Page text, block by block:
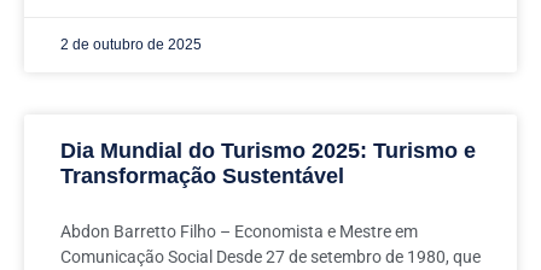
2 de outubro de 2025
Dia Mundial do Turismo 2025: Turismo e
Transformação Sustentável
Abdon Barretto Filho – Economista e Mestre em
Comunicação Social Desde 27 de setembro de 1980, que